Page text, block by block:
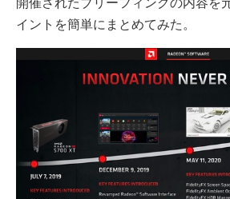
イントを簡単にまとめてみた。